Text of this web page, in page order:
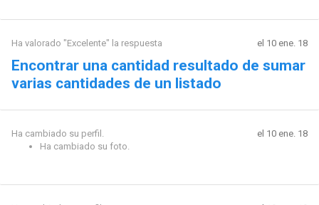
Ha valorado "Excelente" la respuesta el 10 ene. 18
Encontrar una cantidad resultado de sumar
varias cantidades de un listado
Ha cambiado su perfil.
Ha cambiado su foto.
el 10 ene. 18